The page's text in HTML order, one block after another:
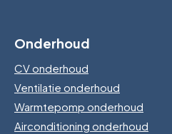
Onderhoud
CV onderhoud
Ventilatie onderhoud
Warmtepomp onderhoud
Airconditioning onderhoud